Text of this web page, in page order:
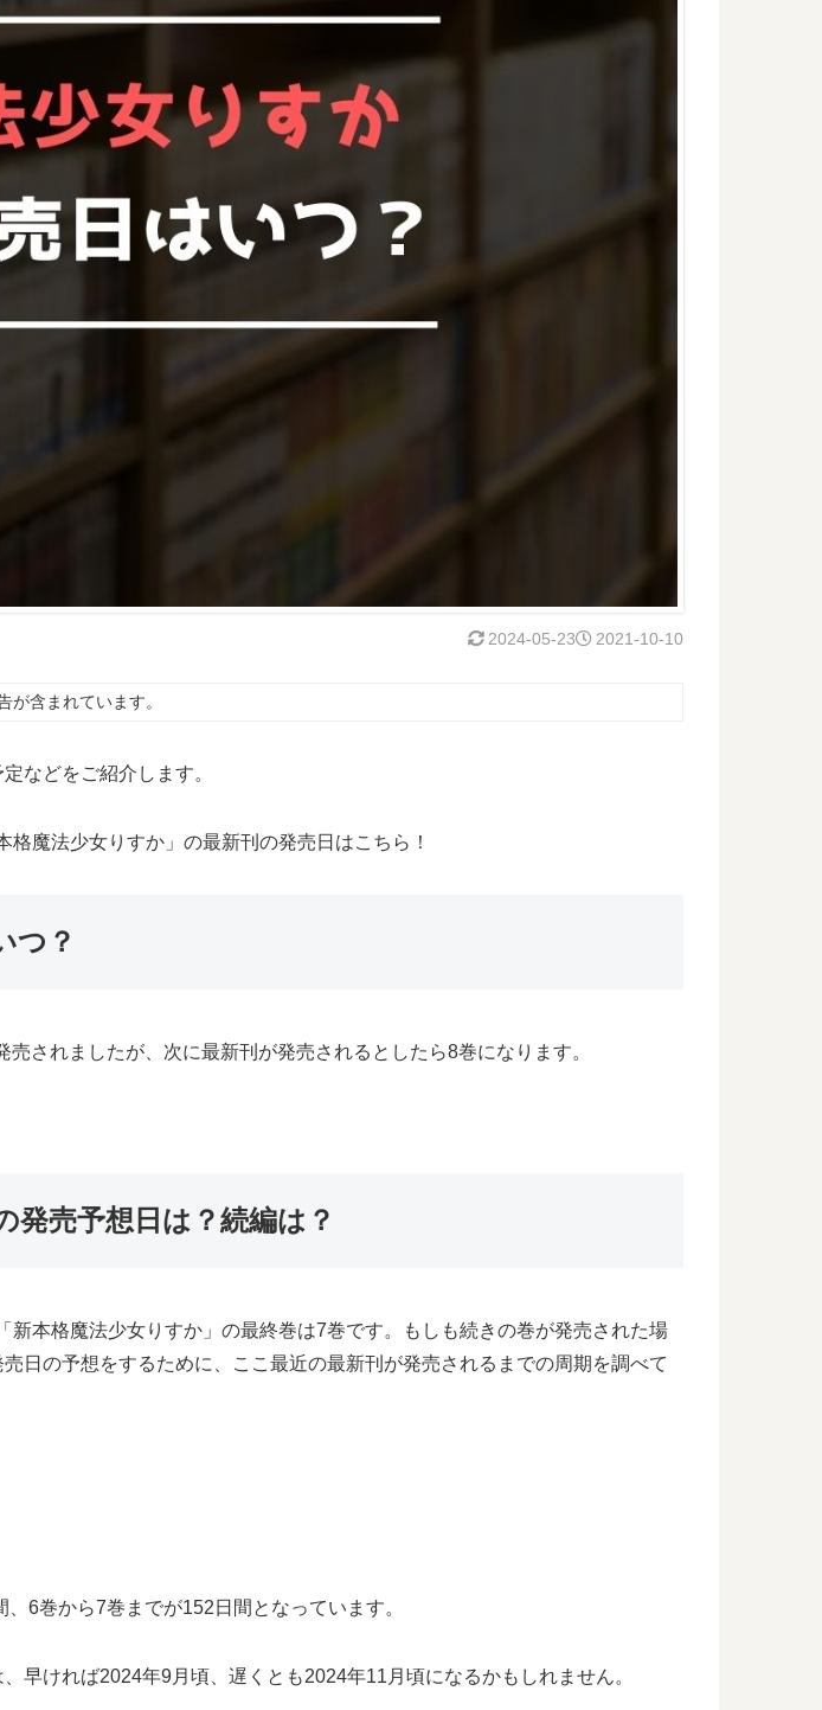
2021-10-10
2024-05-23
が含まれています。
などをご紹介します。
魔法少女りすか」の最新刊の発売日はこちら！
つ？
されましたが、次に最新刊が発売されるとしたら8巻になります。
発売予想日は？続編は？
本格魔法少女りすか」の最終巻は7巻です。もしも続きの巻が発売された場
日の予想をするために、ここ最近の最新刊が発売されるまでの周期を調べて
6巻から7巻までが152日間となっています。
早ければ2024年9月頃、遅くとも2024年11月頃になるかもしれません。